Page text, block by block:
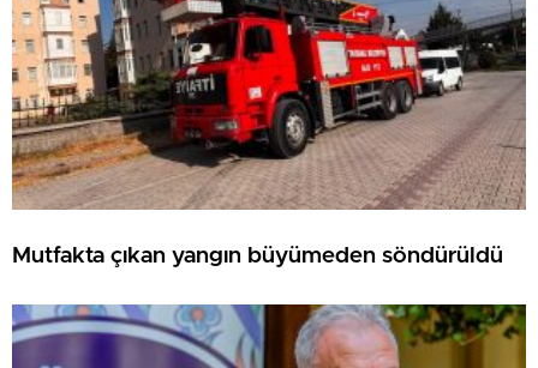
Mutfakta çıkan yangın büyümeden söndürüldü